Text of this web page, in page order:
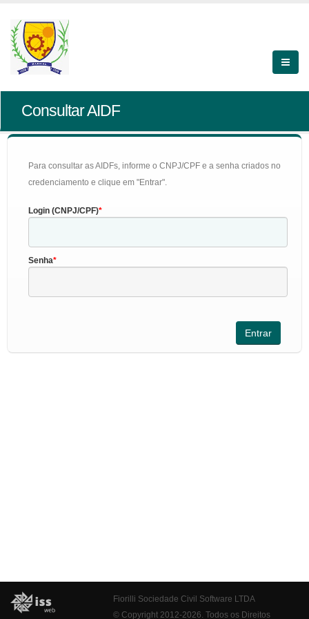
Consultar AIDF
Para consultar as AIDFs, informe o CNPJ/CPF e a senha criados no
credenciamento e clique em "Entrar".
Login (CNPJ/CPF)
Senha
Fiorilli Sociedade Civil Software LTDA
© Copyright 2012-2026. Todos os Direitos